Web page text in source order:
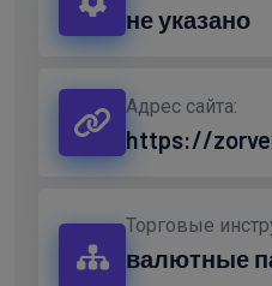
не указано
Адрес сайта:
https://
Торговые
валютные